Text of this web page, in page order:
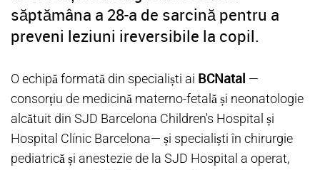
săptămâna a 28-a de sarcină pentru a
preveni leziuni ireversibile la copil.
O echipă formată din specialiști ai BCNatal —
consorțiu de medicină materno-fetală și neonatologie
alcătuit din SJD Barcelona Children's Hospital și
Hospital Clínic Barcelona— și specialiști în chirurgie
pediatrică și anestezie de la SJD Hospital a operat,